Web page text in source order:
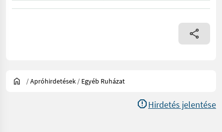
/Apróhirdetések / Egyéb Ruházat
Hirdetés jelentése